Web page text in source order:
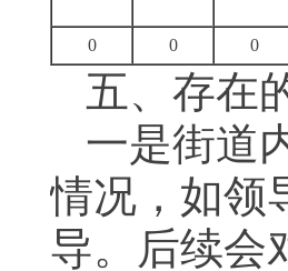
0
0 0
五、存在
一是街道
情况，如领
导。后续会